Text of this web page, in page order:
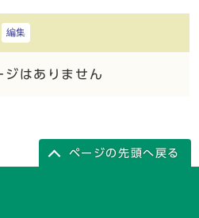
編集
ジはありません
ページの先頭へ戻る